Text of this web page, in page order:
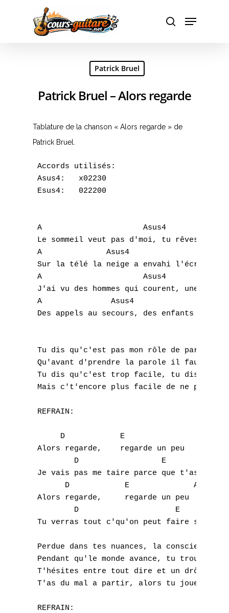
Hit enter to search or ESC to close
Patrick Bruel
Patrick Bruel – Alors regarde
Tablature de la chanson « Alors regarde » de
Patrick Bruel.
Accords utilisés:
Asus4:   x02230
Esus4:   022200
A    			Asus4                    A    Asus4    A
Le sommeil veut pas d'moi, tu rêves
A    		Asus4                 E    E4
Sur la télé la neige a envahi l'écran
A    			Asus4                     A    Asus4   A
J'ai vu des hommes qui courent, une
A    		 Asus4                          E    E4
Des appels au secours, des enfants qu'on
Tu dis qu'c'est pas mon rôle de parler
Qu'avant d'prendre la parole il faut
Tu dis qu'c'est trop facile, tu dis
Mais c't'encore plus facile de ne parler
REFRAIN:
      D  	   E                A   Asus4
Alors regarde,    regarde un peu
D                  E
Je vais pas me taire parce que t'as mal
D            E              A
Alors regarde,     regarde un peu
D                     E
Tu verras tout c'qu'on peut faire si on
Perdue dans tes nuances, la conscience au
Pendant qu'le monde avance, tu trouves
T'hésites entre tout dire et un drôle de
T'as du mal a partir, alors tu joues
REFRAIN:
A
B
E
F
G
H
I
J